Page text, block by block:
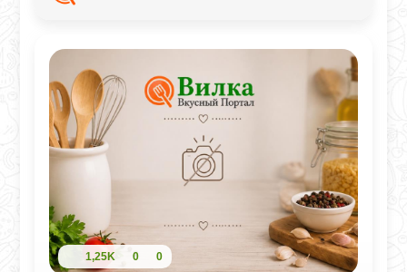
1,25K 0 0